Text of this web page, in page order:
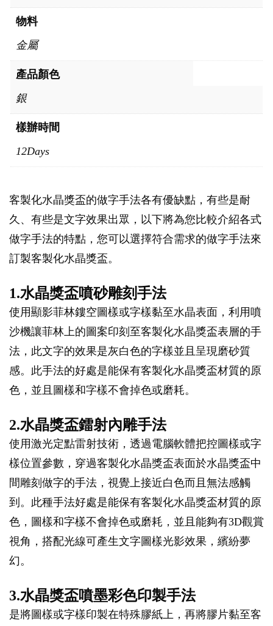
物料
金屬
產品顏色
銀
樣辦時間
12Days
客製化水晶獎盃的做字手法各有優缺點，有些是耐
久、有些是文字效果出眾，以下將為您比較介紹各式
做字手法的特點，您可以選擇符合需求的做字手法來
訂製客製化水晶獎盃。
1.水晶獎盃噴砂雕刻手法
使用顯影菲林鏤空圖樣或字樣黏至水晶表面，利用噴
沙機讓菲林上的圖案印刻至客製化水晶獎盃表層的手
法，此文字的效果是灰白色的字樣並且呈現磨砂質
感。此手法的好處是能保有客製化水晶獎盃材質的原
色，並且圖樣和字樣不會掉色或磨耗。
2.水晶獎盃鐳射內雕手法
使用激光定點雷射技術，透過電腦軟體把控圖樣或字
樣位置參數，穿過客製化水晶獎盃表面於水晶獎盃中
間雕刻做字的手法，視覺上接近白色而且無法感觸
到。此種手法好處是能保有客製化水晶獎盃材質的原
色，圖樣和字樣不會掉色或磨耗，並且能夠有3D觀賞
視角，搭配光線可產生文字圖樣光影效果，繽紛夢
幻。
3.水晶獎盃噴墨彩色印製手法
是將圖樣或字樣印製在特殊膠紙上，再將膠片黏至客